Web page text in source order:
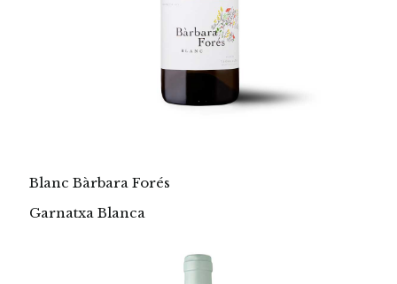
Blanc Bàrbara Forés
Garnatxa Blanca